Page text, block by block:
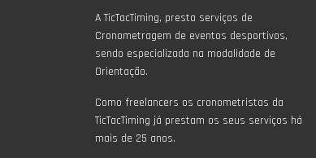
A TicTacTiming, presta serviços de
Cronometragem de eventos desportivos,
sendo especializada na modalidade de
Orientação.
Como freelancers os cronometristas da
TicTacTiming já prestam os seus serviços há
mais de 25 anos.